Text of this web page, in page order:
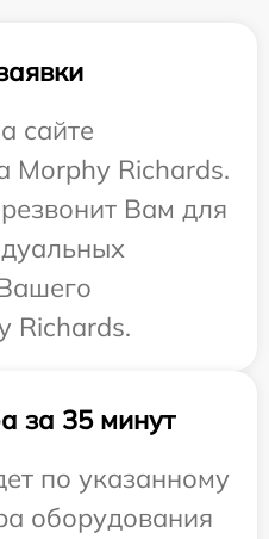
сайте
Morphy Richards.
Вам для
Richards.
за 35 минут
по указанному
оборудования